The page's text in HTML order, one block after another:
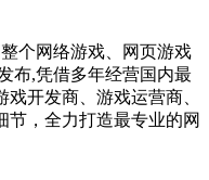
个网络游戏、网页游戏
布,凭借多年经营国内最
开发商、游戏运营商、
节，全力打造最专业的网